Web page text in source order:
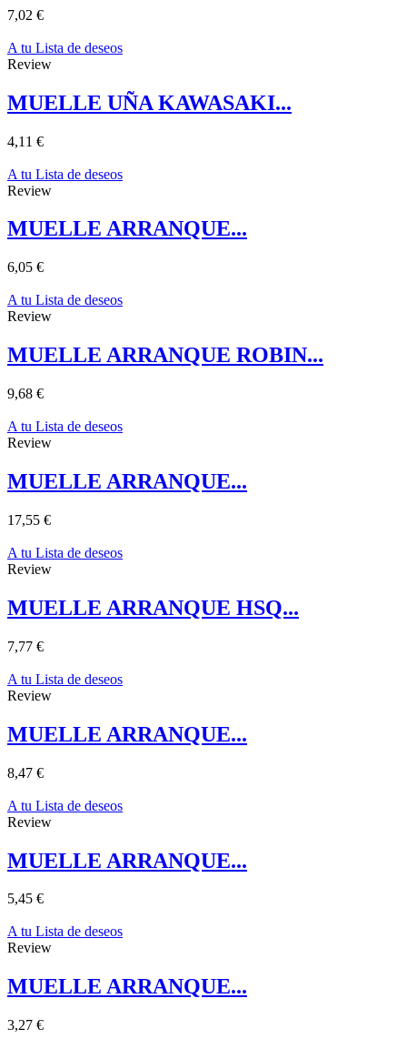
7,02 €
A tu Lista de deseos
Review
MUELLE UÑA KAWASAKI...
4,11 €
A tu Lista de deseos
Review
MUELLE ARRANQUE...
6,05 €
A tu Lista de deseos
Review
MUELLE ARRANQUE ROBIN...
9,68 €
A tu Lista de deseos
Review
MUELLE ARRANQUE...
17,55 €
A tu Lista de deseos
Review
MUELLE ARRANQUE HSQ...
7,77 €
A tu Lista de deseos
Review
MUELLE ARRANQUE...
8,47 €
A tu Lista de deseos
Review
MUELLE ARRANQUE...
5,45 €
A tu Lista de deseos
Review
MUELLE ARRANQUE...
3,27 €